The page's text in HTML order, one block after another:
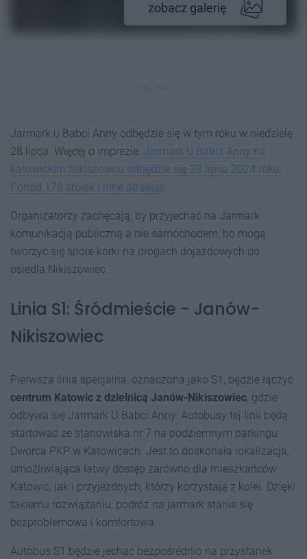
zobacz galerię
Jarmark u Babci Anny odbędzie się w tym roku w niedzielę
28 lipca. Więcej o imprezie: Jarmark U Babci Anny na
katowickim Nikiszowcu odbędzie się 28 lipca 2024 roku.
Ponad 170 stoisk i inne atrakcje
Organizatorzy zachęcają, by przyjechać na Jarmark
komunikacją publiczną a nie samochodem, bo mogą
tworzyć się spore korki na drogach dojazdowych do
osiedla Nikiszowiec.
Linia S1: Śródmieście - Janów-
Nikiszowiec
Pierwsza linia specjalna, oznaczona jako S1, będzie łączyć
centrum Katowic z dzielnicą Janów-Nikiszowiec, gdzie
odbywa się Jarmark U Babci Anny. Autobusy tej linii będą
startować ze stanowiska nr 7 na podziemnym parkingu
Dworca PKP w Katowicach. Jest to doskonała lokalizacja,
umożliwiająca łatwy dostęp zarówno dla mieszkańców
Katowic, jak i przyjezdnych, którzy korzystają z kolei. Dzięki
takiemu rozwiązaniu, podróż na jarmark stanie się
bezproblemowa i komfortowa.
Autobus S1 będzie jechać bezpośrednio na przystanek